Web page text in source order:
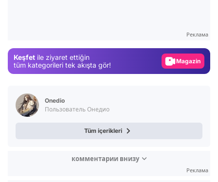
Реклама
Keşfet ile ziyaret ettiğin
tüm kategorileri tek akışta gör!
Magazin
Onedio
Пользователь Онедио
Tüm içerikleri
комментарии внизу
Реклама